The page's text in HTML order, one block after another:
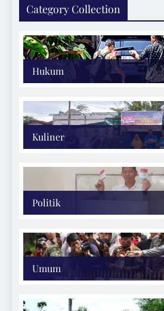
Category Collection
Hukum
Kuliner
Politik
Umum